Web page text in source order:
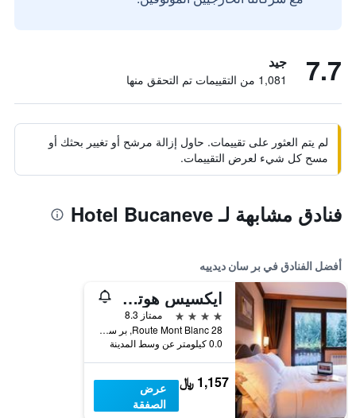
7.7 جيد
1,081 من التقييمات تم التحقق منها
لم يتم العثور على تقييمات. حاول إزالة مرشح أو تغيير بحثك أو
مسح كل شيء لعرض التقييمات.
فنادق مشابهة لـ Hotel Bucaneve
أفضل الفنادق في بر سان ديدييه
ايكسيس هوتل مونتي بيانكو
4 نجوم
ممتاز 8.3
Route Mont Blanc 28, بر سان ديدييه, إقليم فالي دا أوستا, إيطاليا
0.0 كيلومتر عن وسط المدينة
1,157 ﷼
عرض
الصفقة